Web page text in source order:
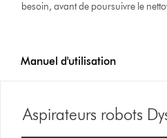
besoin, avant de poursuivre le
Manuel d'utilisation
Aspirateurs robots